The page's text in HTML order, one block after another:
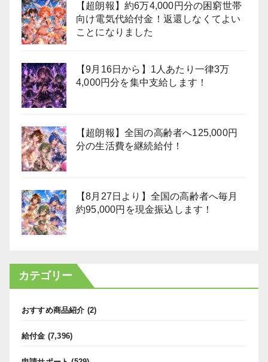
【超朗報】約6万4,000円分の困窮世帯
向け電気代給付金！返還しなくてよい
ことになりました
【9月16日から】1人あたり一律3万
4,000円分を集中支給します！
【超朗報】全国の高齢者へ125,000円
分の生活費を継続給付！
【8月27日より】全国の高齢者へ毎月
約95,000円を現金振込します！
カテゴリー
おすすめ商品紹介 (2)
給付金 (7,396)